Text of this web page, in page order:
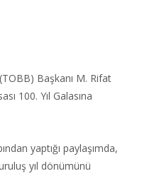
Başkanı M. Rifat
100. Yıl Galasına
yaptığı paylaşımda,
yıl dönümünü